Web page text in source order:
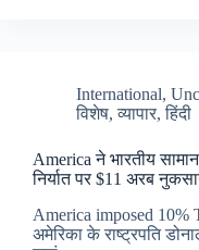
बाद
शुरू,
लेकिन
1
अगस्त
को
International,
विशेष,व्यापार,हिंदी
America ने भारतीय
निर्यात पर $11 अरब
America imposed 10%
अमेरिका के राष्ट्रपति